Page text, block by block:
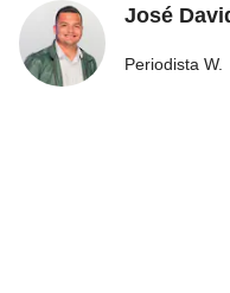
José
Periodista W.